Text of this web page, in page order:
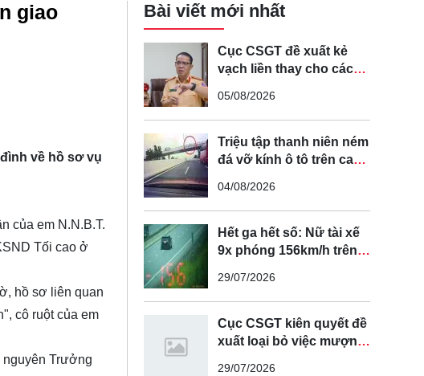
giao
về hồ sơ vụ
của em N.N.B.T.
Tối cao ở
hồ sơ liên quan
cô ruột của em
nguyên Trưởng
Bài viết mới nhất
Cục CSGT đề xuất kẻ
vạch liền thay cho các
tuyến đường cong, cua,
đèo dốc để tránh tài xế
vượt ẩu
05/08/2026
Triệu tập thanh niên ném
đá vỡ kính ô tô trên cao
04/08/2026
Hết ga hết số: Nữ tài xế
9x phóng 156km/h trên
29/07/2026
Cục CSGT kiên quyết đề
xuất loại bỏ việc mượn
29/07/2026